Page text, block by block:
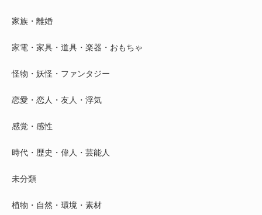
家族・離婚
家電・家具・道具・楽器・おもちゃ
怪物・妖怪・ファンタジー
恋愛・恋人・友人・浮気
感覚・感性
時代・歴史・偉人・芸能人
未分類
植物・自然・環境・素材